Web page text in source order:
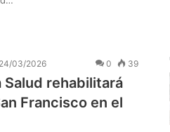
24/03/2026 0 39
Salud rehabilitará
Francisco en el